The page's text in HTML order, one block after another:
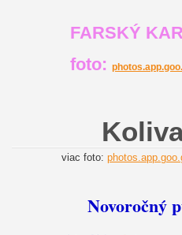
FARSKÝ
foto:
viac foto:
Novoročný